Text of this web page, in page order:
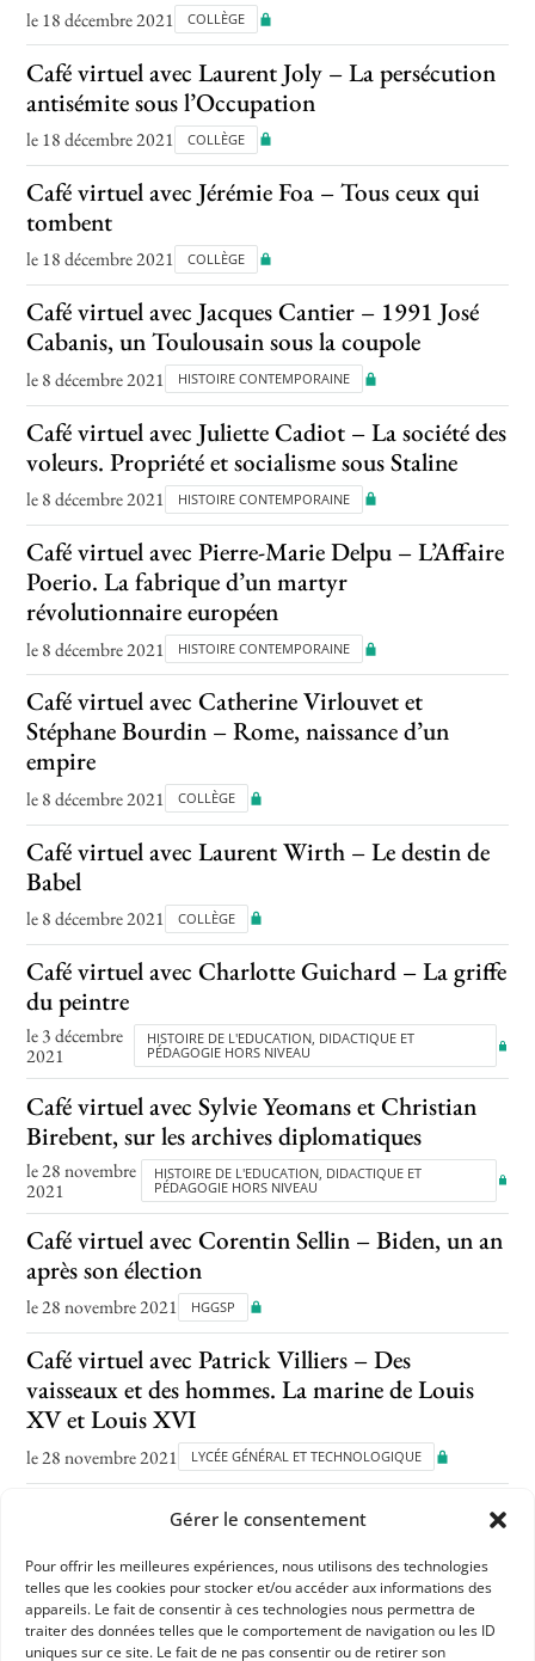
Gérer le consentement
Pour offrir les meilleures expériences, nous utilisons des technologies
telles que les cookies pour stocker et/ou accéder aux informations des
appareils. Le fait de consentir à ces technologies nous permettra de
traiter des données telles que le comportement de navigation ou les ID
uniques sur ce site. Le fait de ne pas consentir ou de retirer son
le 18 décembre 2021 COLLÈGE
Café virtuel avec Laurent Joly – La persécution
antisémite sous l’Occupation
le 18 décembre 2021 COLLÈGE
Café virtuel avec Jérémie Foa – Tous ceux qui
tombent
le 18 décembre 2021 COLLÈGE
Café virtuel avec Jacques Cantier – 1991 José
Cabanis, un Toulousain sous la coupole
le 8 décembre 2021 HISTOIRE CONTEMPORAINE
Café virtuel avec Juliette Cadiot – La société des
voleurs. Propriété et socialisme sous Staline
le 8 décembre 2021 HISTOIRE CONTEMPORAINE
Café virtuel avec Pierre-Marie Delpu – L’Affaire
Poerio. La fabrique d’un martyr
révolutionnaire européen
le 8 décembre 2021 HISTOIRE CONTEMPORAINE
Café virtuel avec Catherine Virlouvet et
Stéphane Bourdin – Rome, naissance d’un
empire
le 8 décembre 2021 COLLÈGE
Café virtuel avec Laurent Wirth – Le destin de
Babel
le 8 décembre 2021 COLLÈGE
Café virtuel avec Charlotte Guichard – La griffe
du peintre
le 3 décembre
2021
HISTOIRE DE L'EDUCATION, DIDACTIQUE ET
PÉDAGOGIE HORS NIVEAU
Café virtuel avec Sylvie Yeomans et Christian
Birebent, sur les archives diplomatiques
le 28 novembre
2021
HISTOIRE DE L'EDUCATION, DIDACTIQUE ET
PÉDAGOGIE HORS NIVEAU
Café virtuel avec Corentin Sellin – Biden, un an
après son élection
le 28 novembre 2021 HGGSP
Café virtuel avec Patrick Villiers – Des
vaisseaux et des hommes. La marine de Louis
XV et Louis XVI
le 28 novembre 2021 LYCÉE GÉNÉRAL ET TECHNOLOGIQUE
Café virtuel avec Mathieu Lours sur l’histoire
le 28 novembre
2021
HISTOIRE DE L'EDUCATION, DIDACTIQUE ET
PÉDAGOGIE HORS NIVEAU
Café virtuel avec Christine Dousset – 1799. Les